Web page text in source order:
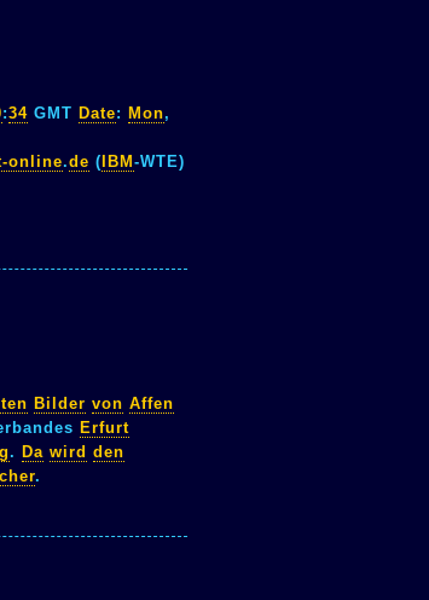
:34 GMT Date: Mon,
online.de ( IBM -WTE)
Bilder von Affen
Erfurt
. Da wird den
.